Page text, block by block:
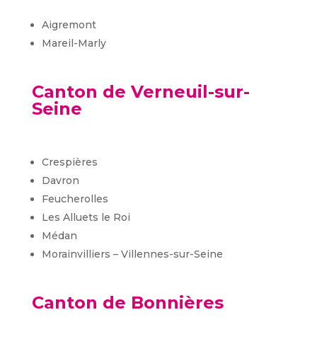
Aigremont
Mareil-Marly
Canton de Verneuil-sur-
Seine
Crespières
Davron
Feucherolles
Les Alluets le Roi
Médan
Morainvilliers – Villennes-sur-Seine
Canton de Bonnières